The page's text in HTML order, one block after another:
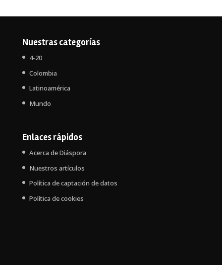
Nuestras categorías
4-20
Colombia
Latinoamérica
Mundo
Enlaces rápidos
Acerca de Diáspora
Nuestros artículos
Política de captación de datos
Política de cookies